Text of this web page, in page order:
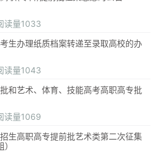
读量1033
生办理纸质档案转递至录取高校的办
读量1043
和艺术、体育、技能高考高职高专批
读量1069
生高职高专提前批艺术类第二次征集